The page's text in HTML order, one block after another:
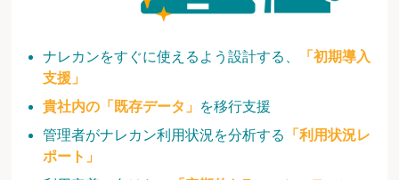
ナレカンをすぐに使えるよう設計する、
「初期導入
支援」
貴社内の「既存データ」 を移行支援
管理者がナレカン利用状況を分析する
「利用状況レ
ポート」